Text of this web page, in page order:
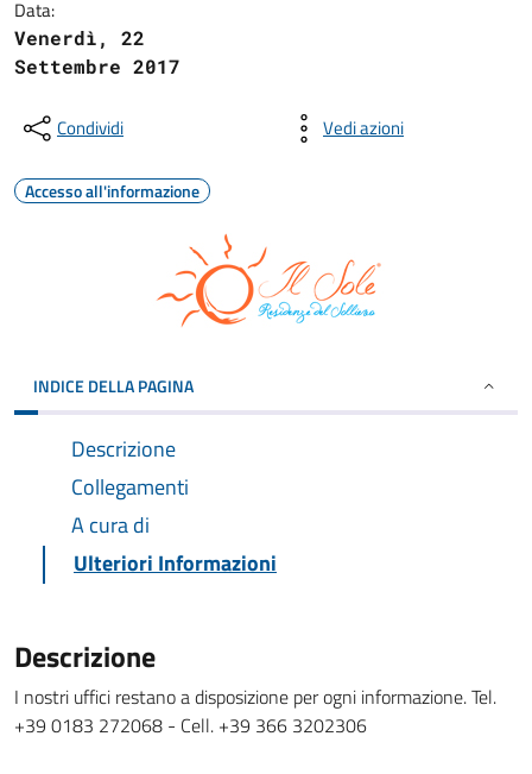
Data:
Venerdì, 22
Settembre 2017
Condividi Vedi azioni
Accesso all'informazione
INDICE DELLA PAGINA
Descrizione
Collegamenti
A cura di
Ulteriori Informazioni
Descrizione
I nostri uffici restano a disposizione per ogni informazione. Tel.
+39 0183 272068 - Cell. +39 366 3202306